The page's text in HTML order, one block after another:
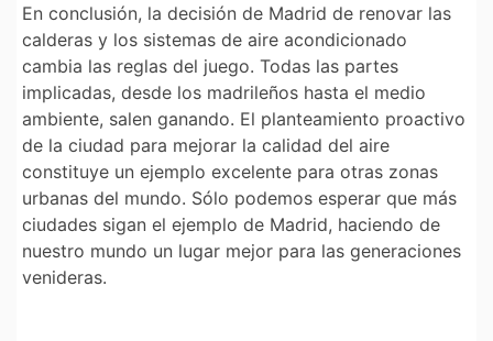
En conclusión, la decisión de Madrid de renovar las
calderas y los sistemas de aire acondicionado
cambia las reglas del juego. Todas las partes
implicadas, desde los madrileños hasta el medio
ambiente, salen ganando. El planteamiento proactivo
de la ciudad para mejorar la calidad del aire
constituye un ejemplo excelente para otras zonas
urbanas del mundo. Sólo podemos esperar que más
ciudades sigan el ejemplo de Madrid, haciendo de
nuestro mundo un lugar mejor para las generaciones
venideras.